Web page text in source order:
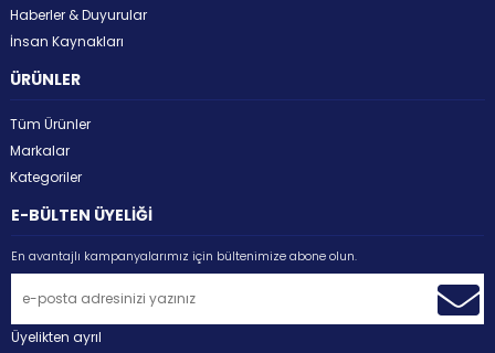
Haberler & Duyurular
İnsan Kaynakları
ÜRÜNLER
Tüm Ürünler
Markalar
Kategoriler
E-BÜLTEN ÜYELİĞİ
En avantajlı kampanyalarımız için bültenimize abone olun.
Üyelikten ayrıl